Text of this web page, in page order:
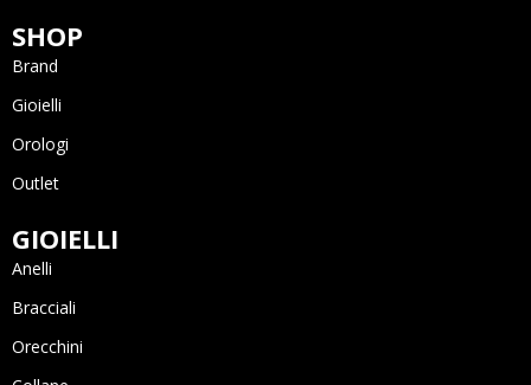
SHOP
Brand
Gioielli
Orologi
Outlet
GIOIELLI
Anelli
Bracciali
Orecchini